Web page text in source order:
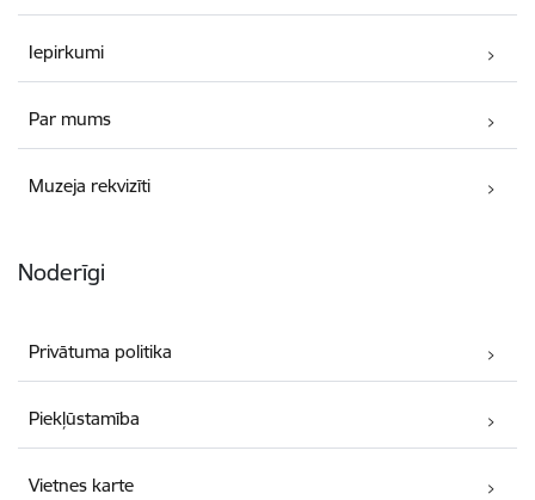
Iepirkumi
Par mums
Muzeja rekvizīti
Noderīgi
Privātuma politika
Piekļūstamība
Vietnes karte